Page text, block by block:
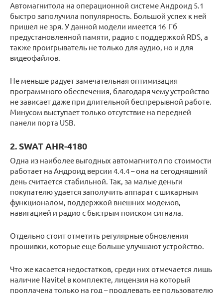
Автомагнитола на операционной системе Андроид 5.1
быстро заполучила популярность. Большой успех к ней
пришел не зря. У данной модели имеется 16 Гб
предустановленной памяти, радио с поддержкой RDS, а
также проигрыватель не только для аудио, но и для
видеофайлов.
Не меньше радует замечательная оптимизация
программного обеспечения, благодаря чему устройство
не зависает даже при длительной беспрерывной работе.
Минусом выступает только отсутствие на передней
панели порта USB.
2. SWAT AHR-4180
Одна из наиболее выгодных автомагнитол по стоимости
работает на Андроид версии 4.4.4 – она на сегодняшний
день считается стабильной. Так, за малые деньги
покупателю удается заполучить аппарат с шикарным
функционалом, поддержкой внешних модемов,
навигацией и радио с быстрым поиском сигнала.
Отдельно стоит отметить регулярные обновления
прошивки, которые еще больше улучшают устройство.
Что же касается недостатков, среди них отмечается лишь
наличие Navitel в комплекте, лицензия на который
проплачена только на год – продлевать ее пользователю